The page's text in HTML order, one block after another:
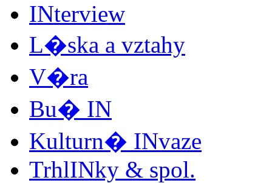
INterview
L�ska a vztahy
V�ra
Bu� IN
Kulturn� INvaze
TrhlINky & spol.